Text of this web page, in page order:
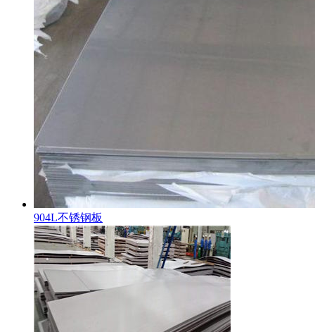
904L不锈钢板